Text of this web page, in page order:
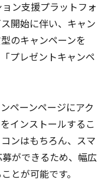
ン支援プラットフォ
開始に伴い、キャン
のキャンペーンを
プレゼントキャンペ
ペーンページにアク
インストールするこ
ンはもちろん、スマ
ができるため、幅広
とが可能です。